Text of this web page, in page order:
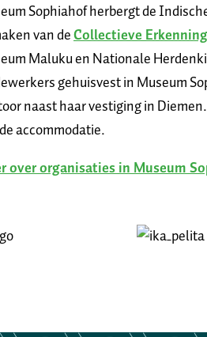
Sophiahof herbergt de
van deCollectieve Erkenning
Maluku en Nationale
gehuisvest in Museum
naast haar vestiging in
accommodatie.
over organisaties in Museum
Afbeelding